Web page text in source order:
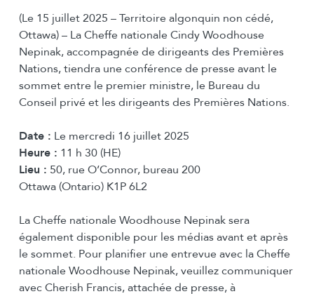
(Le 15 juillet 2025 – Territoire algonquin non cédé,
Ottawa) – La Cheffe nationale Cindy Woodhouse
Nepinak, accompagnée de dirigeants des Premières
Nations, tiendra une conférence de presse avant le
sommet entre le premier ministre, le Bureau du
Conseil privé et les dirigeants des Premières Nations.
Date : Le mercredi 16 juillet 2025
Heure : 11 h 30 (HE)
Lieu : 50, rue O’Connor, bureau 200
Ottawa (Ontario) K1P 6L2
La Cheffe nationale Woodhouse Nepinak sera
également disponible pour les médias avant et après
le sommet. Pour planifier une entrevue avec la Cheffe
nationale Woodhouse Nepinak, veuillez communiquer
avec Cherish Francis, attachée de presse, à